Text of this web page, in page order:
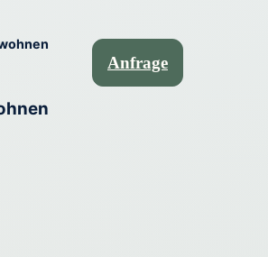
Anfrage